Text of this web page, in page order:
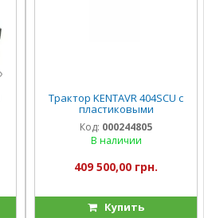
Трактор KENTAVR 404SCU с
пластиковыми
органайзерами
Код: 000244805
В наличии
409 500,00 грн.
Купить